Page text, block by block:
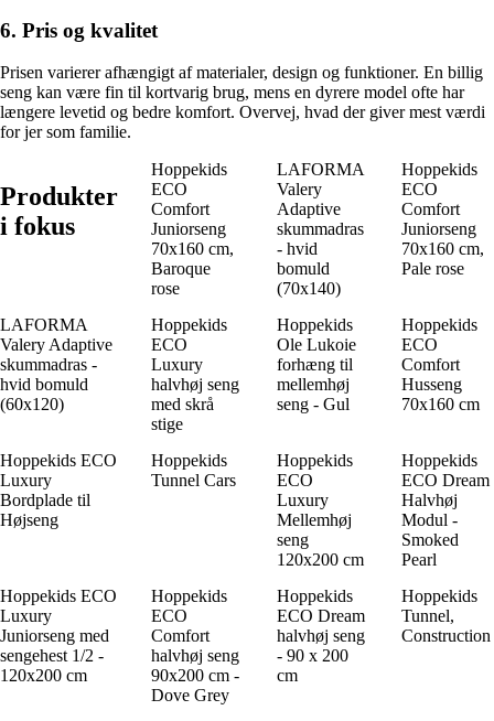
6. Pris og kvalitet
Prisen varierer afhængigt af materialer, design og funktioner. En billig
seng kan være fin til kortvarig brug, mens en dyrere model ofte har
længere levetid og bedre komfort. Overvej, hvad der giver mest værdi
for jer som familie.
Produkter
i fokus
Hoppekids
ECO
Comfort
Juniorseng
70x160 cm,
Baroque
rose
LAFORMA
Valery
Adaptive
skummadras
- hvid
bomuld
(70x140)
Hoppekids
ECO
Comfort
Juniorseng
70x160 cm,
Pale rose
LAFORMA
Valery Adaptive
skummadras -
hvid bomuld
(60x120)
Hoppekids
ECO
Luxury
halvhøj seng
med skrå
stige
Hoppekids
Ole Lukoie
forhæng til
mellemhøj
seng - Gul
Hoppekids
ECO
Comfort
Husseng
70x160 cm
Hoppekids ECO
Luxury
Bordplade til
Højseng
Hoppekids
Tunnel Cars
Hoppekids
ECO
Luxury
Mellemhøj
seng
120x200 cm
Hoppekids
ECO Dream
Halvhøj
Modul -
Smoked
Pearl
Hoppekids ECO
Luxury
Juniorseng med
sengehest 1/2 -
120x200 cm
Hoppekids
ECO
Comfort
halvhøj seng
90x200 cm -
Dove Grey
Hoppekids
ECO Dream
halvhøj seng
- 90 x 200
cm
Hoppekids
Tunnel,
Construction